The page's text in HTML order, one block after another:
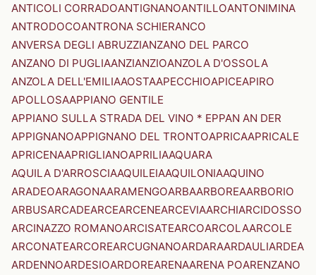
ANTICOLI CORRADOANTIGNANOANTILLOANTONIMINA
ANTRODOCOANTRONA SCHIERANCO
ANVERSA DEGLI ABRUZZIANZANO DEL PARCO
ANZANO DI PUGLIAANZIANZIOANZOLA D'OSSOLA
ANZOLA DELL'EMILIAAOSTAAPECCHIOAPICEAPIRO
APOLLOSAAPPIANO GENTILE
APPIANO SULLA STRADA DEL VINO * EPPAN AN DER
APPIGNANOAPPIGNANO DEL TRONTOAPRICAAPRICALE
APRICENAAPRIGLIANOAPRILIAAQUARA
AQUILA D'ARROSCIAAQUILEIAAQUILONIAAQUINO
ARADEOARAGONAARAMENGOARBAARBOREAARBORIO
ARBUSARCADEARCEARCENEARCEVIAARCHIARCIDOSSO
ARCINAZZO ROMANOARCISATEARCOARCOLAARCOLE
ARCONATEARCOREARCUGNANOARDARAARDAULIARDEA
ARDENNOARDESIOARDOREARENAARENA POARENZANO